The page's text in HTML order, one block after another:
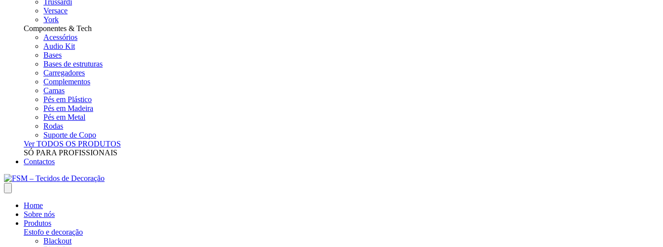
Trussardi
Versace
York
Componentes & Tech
Acessórios
Audio Kit
Bases
Bases de estruturas
Carregadores
Complementos
Camas
Pés em Plástico
Pés em Madeira
Pés em Metal
Rodas
Suporte de Copo
Ver TODOS OS PRODUTOS
SÓ PARA PROFISSIONAIS
Contactos
Home
Sobre nós
Produtos
Estofo e decoração
Blackout